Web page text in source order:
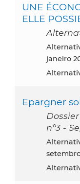
UNE
ELLE
Alternatives Economiques, Paris, France,
janeiro
Epargner
n°3 -
Alternatives Economiques, Paris, France,